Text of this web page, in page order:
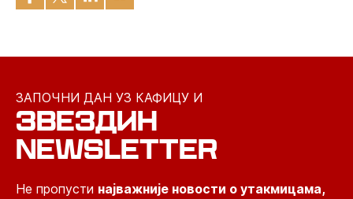
ЗАПОЧНИ ДАН УЗ КАФИЦУ И
ЗВЕЗДИН
NEWSLETTER
Не пропусти најважније новости о утакмицама,